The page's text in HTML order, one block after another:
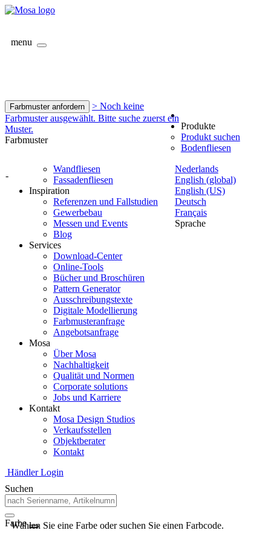
menu
Farbmuster anfordern
> Noch keine
Farbmuster ausgewählt. Bitte suche zuerst ein
Muster.
Farbmuster
-
Nederlands
English (global)
English (US)
Deutsch
Français
Sprache
Produkte
Produkt suchen
Bodenfliesen
Wandfliesen
Fassadenfliesen
Inspiration
Referenzen und Fallstudien
Gewerbebau
Messen und Events
Blog
Services
Download-Center
Online-Tools
Bücher und Broschüren
Pattern Generator
Ausschreibungstexte
Digitale Modellierung
Farbmusteranfrage
Angebotsanfrage
Mosa
Über Mosa
Nachhaltigkeit
Qualität und Normen
Corporate solutions
Jobs und Karriere
Kontakt
Mosa Design Studios
Verkaufsstellen
Objektberater
Kontakt
Händler Login
Suchen
Farbe
Wählen Sie eine Farbe oder suchen Sie einen Farbcode.